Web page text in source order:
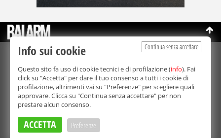
©Copyright 2003-2026
Bmedia Srl- P.IVA 07064240828
La riproduzione totale o parziale di tutti i contenuti, in qualunque
forma, su qualsiasi supporto è proibita.
Balarm.it è una testata giornalistica registrata. Autorizzazione del
Tribunale di Palermo n° 32 del 21/10/2003
Direttore responsabile:
Continua senza accettare
Info sui cookie
Questo sito fa uso di cookie tecnici e di profilazione (info). Fai
click su "Accetta" per dare il tuo consenso a tutti i cookie di
profilazione, altrimenti vai su "Preferenze" per scegliere quali
approvare. Clicca su "Continua senza accettare" per non
prestare alcun consenso.
ACCETTA Preferenze